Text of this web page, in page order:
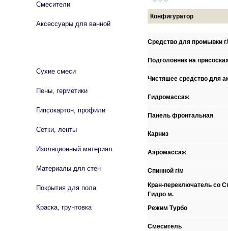
Конфигуратор
Средство для промывки
Подголовник на
Чистяшее средство для
Гидромассаж
Панель фронтальная
Карниз
Аэромассаж
Спинной г/м
Кран-переключатель со
Гидро м.
Режим Турбо
Смеситель
Смесители
Аксессуары для ванной
Сухие смеси
Пены, герметики
Гипсокартон, профили
Сетки, ленты
Изоляционный материал
Материалы для стен
Покрытия для пола
Краска, грунтовка